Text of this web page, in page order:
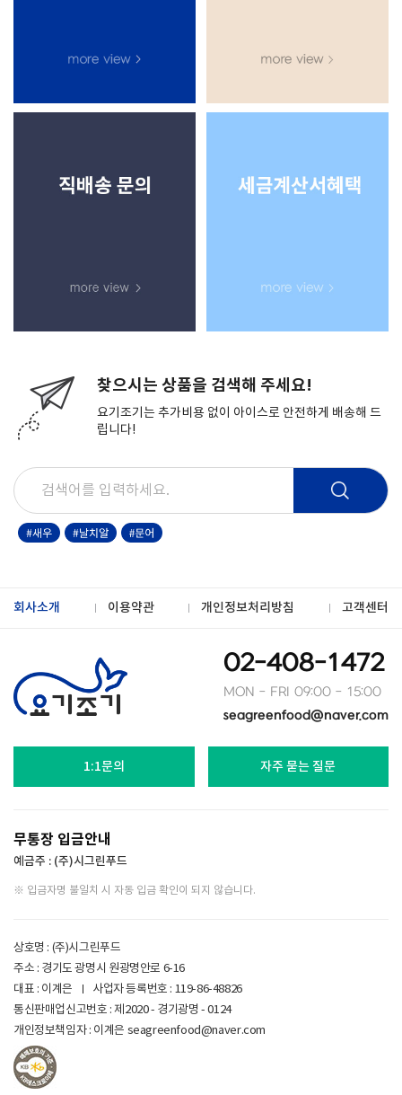
찾으시는 상품을 검색해 주세요!
요기조기는 추가비용 없이 아이스로 안전하게 배송해 드
립니다!
회사소개 이용약관 개인정보처리방침 고객센터
02-408-1472
MON - FRI 09:00 - 15:00
seagreenfood@naver.com
1:1문의 자주 묻는 질문
무통장 입금안내
예금주 : (주)시그린푸드
※ 입금자명 불일치 시 자동 입금 확인이 되지 않습니다.
상호명 : (주)시그린푸드
주소 : 경기도 광명시 원광명안로 6-16
대표 : 이계은
사업자 등록번호 : 119-86-48826
통신판매업신고번호 : 제2020 - 경기광명 - 0124
개인정보책임자 : 이계은 seagreenfood@naver.com